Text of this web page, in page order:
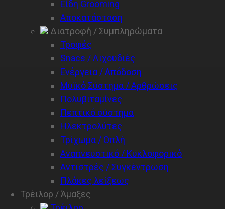
Είδη Grooming
Αποκατάσταση
Διατροφή / Συμπληρώματα
Τροφές
Snacs / Λιχουδιές
Ενέργεια / Απόδοση
Μυϊκό Σύστημα / Αρθρώσεις
Πολυβιταμίνες
Πεπτικό σύστημα
Ηλεκτρολύτες
Τρίχωμα / Οπλή
Αναπνευστικό / Κυκλοφορικό
Αντιστρές / Συγκέντρωση
Πλάκες λείξεως
Τρέιλορ / Άμαξες